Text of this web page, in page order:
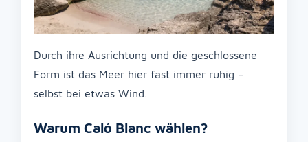
Durch ihre Ausrichtung und die geschlossene
Form ist das Meer hier fast immer ruhig –
selbst bei etwas Wind.
Warum Caló Blanc wählen?